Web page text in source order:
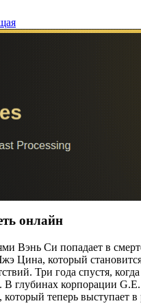
онлайн
Вэнь Си попадает в
Цина, который
Три года спустя,
глубинах корпорации
теперь выступает в